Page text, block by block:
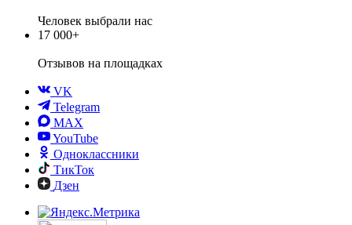
Человек выбрали нас
17 000+
Отзывов на площадках
VK
Telegram
MAX
YouTube
Одноклассники
ТикТок
Дзен